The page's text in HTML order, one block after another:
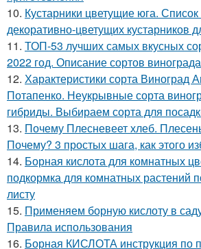
10. Кустарники цветущие юга.
декоративно-цветущих кустарников
11. ТОП-53 лучших самых вкусных
2022 год. Описание сортов винограда
12. Характеристики сорта Виноград
Потапенко. Неукрывные сорта
гибриды. Выбираем сорта для
13. Почему Плесневеет хлеб.
Почему? 3 простых шага, как этого
14. Борная кислота для комнатных
подкормка для комнатных растений
листу
15. Применяем борную кислоту в
Правила использования
16. Борная КИСЛОТА инструкция по